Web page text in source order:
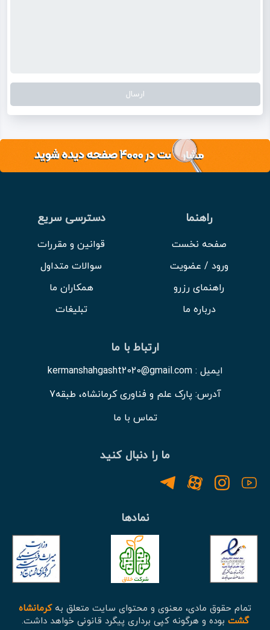
راهنما
صفحه نخست
ورود / عضویت
راهنمای رزرو
درباره ما
دسترسی سریع
قوانین و مقررات
سوالات متداول
همکاران ما
تبلیغات
ارتباط با ما
ایمیل : kermanshahgasht2020@gmail.com
آدرس: پارک علم و فناوری کرمانشاه، طبقه7
تماس با ما
ما را دنبال کنید
نمادها
تمام حقوق مادی، معنوی و محتوای سایت متعلق بهکرمانشاه
گشت بوده و هرگونه کپی برداری پیگرد قانونی خواهد داشت.